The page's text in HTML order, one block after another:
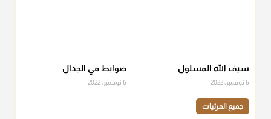
سيف الله المسلول
6 نوفمبر، 2022
ضوابط في الجدال
6 نوفمبر، 2022
جميع المرئيات